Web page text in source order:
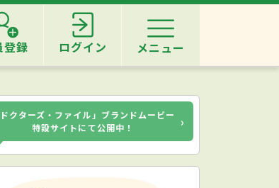
登録 ログイン メニュー
ドクターズ・ファイル」ブランドムービー
特設サイトにて公開中！
›